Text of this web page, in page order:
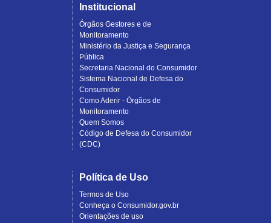
Institucional
Órgãos Gestores e de
Monitoramento
Ministério da Justiça e Segurança
Pública
Secretaria Nacional do Consumidor
Sistema Nacional de Defesa do
Consumidor
Como Aderir - Órgãos de
Monitoramento
Quem Somos
Código de Defesa do Consumidor
(CDC)
Política de Uso
Termos de Uso
Conheça o Consumidor.gov.br
Orientações de uso